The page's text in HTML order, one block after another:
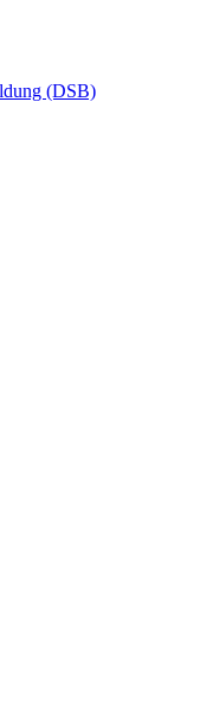
(DSB)